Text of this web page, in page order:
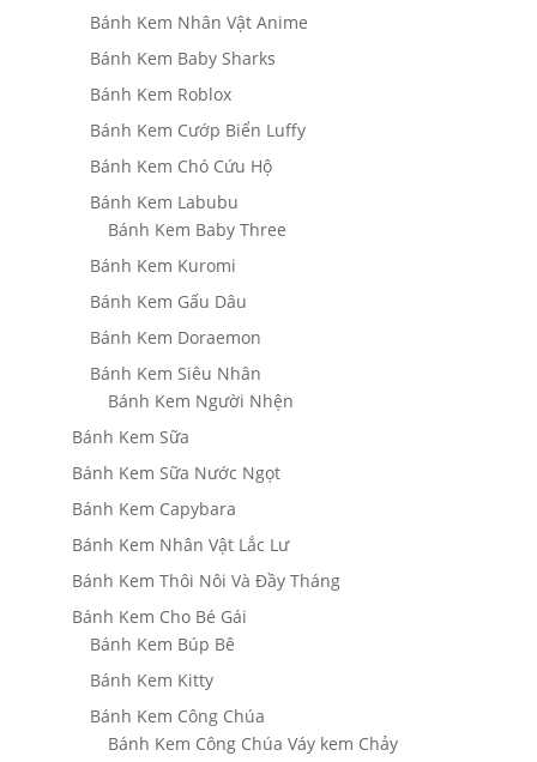
Bánh Kem Nhân Vật Anime
Bánh Kem Baby Sharks
Bánh Kem Roblox
Bánh Kem Cướp Biển Luffy
Bánh Kem Chó Cứu Hộ
Bánh Kem Labubu
Bánh Kem Baby Three
Bánh Kem Kuromi
Bánh Kem Gấu Dâu
Bánh Kem Doraemon
Bánh Kem Siêu Nhân
Bánh Kem Người Nhện
Bánh Kem Sữa
Bánh Kem Sữa Nước Ngọt
Bánh Kem Capybara
Bánh Kem Nhân Vật Lắc Lư
Bánh Kem Thôi Nôi Và Đầy Tháng
Bánh Kem Cho Bé Gái
Bánh Kem Búp Bê
Bánh Kem Kitty
Bánh Kem Công Chúa
Bánh Kem Công Chúa Váy kem Chảy